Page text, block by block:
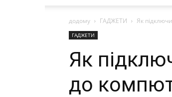
додому ГАДЖЕТИ Як
ГАДЖЕТИ
Як
до